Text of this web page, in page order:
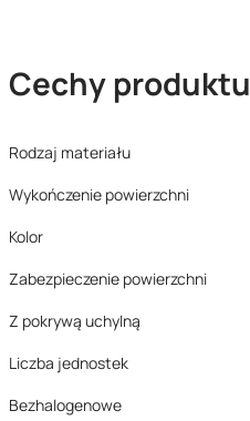
Cechy produktu
Rodzaj materiału
Wykończenie powierzchni
Kolor
Zabezpieczenie powierzchni
Z pokrywą uchylną
Liczba jednostek
Bezhalogenowe